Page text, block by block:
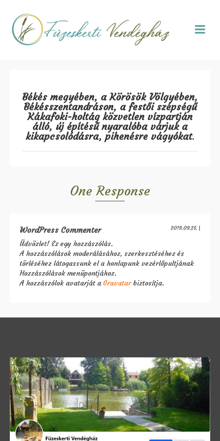
Békés megyében, a Körösök Völgyében,
Békésszentandráson, a festői szépségű
Kákafoki-holtág közvetlen vízpartján
álló, új építésű nyaralóba várjuk a
kikapcsolódásra, pihenésre vágyókat.
One Response
WordPress Commenter 2019.09.25. |
Üdvözlet! Ez egy hozzászólás.
A hozzászólások moderálásához, szerkesztéséhez és
törléséhez látogassunk el a honlapunk vezérlőpultjának
Hozzászólások menüpontjához.
A hozzászólok avatarját a Gravatarbiztosítja.